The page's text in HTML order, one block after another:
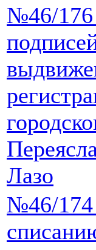
№46/176
Лазо
№46/174